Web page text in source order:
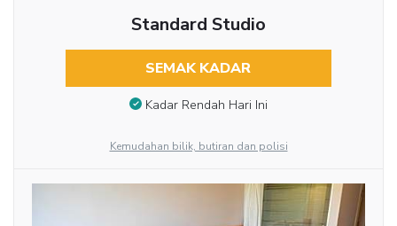
Standard Studio
SEMAK KADAR
Kadar Rendah Hari Ini
Kemudahan bilik, butiran dan polisi